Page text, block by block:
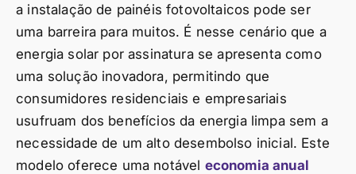
a instalação de painéis fotovoltaicos pode ser
uma barreira para muitos. É nesse cenário que a
energia solar por assinatura se apresenta como
uma solução inovadora, permitindo que
consumidores residenciais e empresariais
usufruam dos benefícios da energia limpa sem a
necessidade de um alto desembolso inicial. Este
modelo oferece uma notável economia anual